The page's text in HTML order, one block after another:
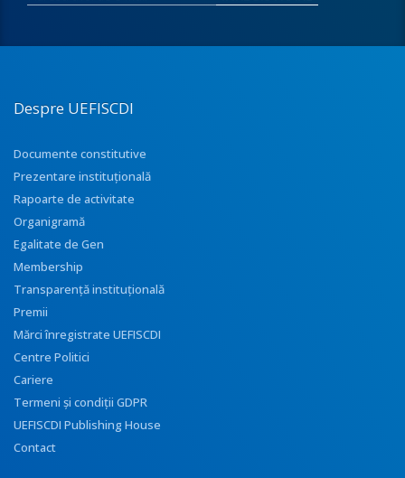
Despre UEFISCDI
Documente constitutive
Prezentare instituţională
Rapoarte de activitate
Organigramă
Egalitate de Gen
Membership
Transparenţă instituţională
Premii
Mărci înregistrate UEFISCDI
Centre Politici
Cariere
Termeni și condiții GDPR
UEFISCDI Publishing House
Contact